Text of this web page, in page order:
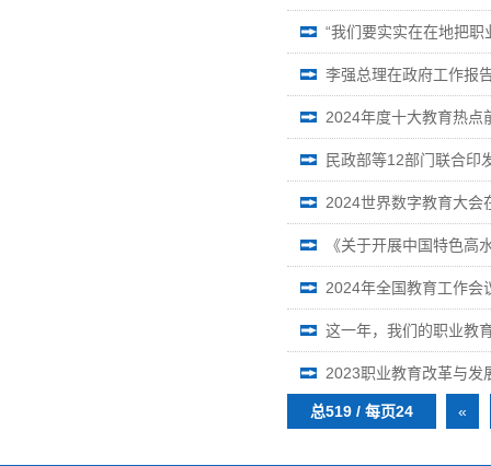
“我们要实实在在地把职
李强总理在政府工作报
2024年度十大教育热点
民政部等12部门联合印
2024世界数字教育大会
《关于开展中国特色
2024年全国教育工作会
这一年，我们的职业教
2023职业教育改革与发
总519 / 每页24 «